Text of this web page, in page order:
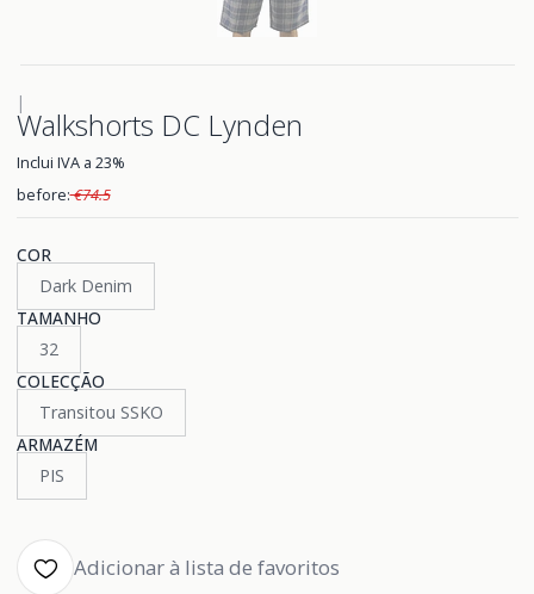
|
Walkshorts DC Lynden
Inclui IVA a 23%
before:€74.5
COR
Dark Denim
TAMANHO
32
COLECÇÃO
Transitou SSKO
ARMAZÉM
PIS
Adicionar à lista de favoritos